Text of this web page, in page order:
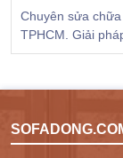
Chuyên sửa
TPHCM. Giải
từ Sofa Đồng,